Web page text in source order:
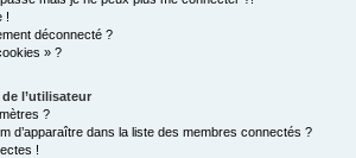
!
déconnecté ?
» ?
l’utilisateur
?
d’apparaître dans la liste des membres connectés ?
!